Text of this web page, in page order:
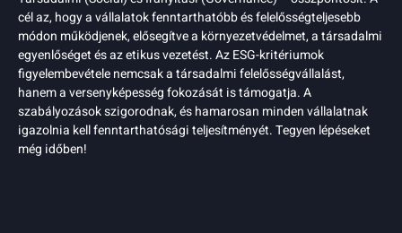
cél az, hogy a vállalatok fenntarthatóbb és felelősségteljesebb
módon működjenek, elősegítve a környezetvédelmet, a társadalmi
egyenlőséget és az etikus vezetést. Az ESG-kritériumok
figyelembevétele nemcsak a társadalmi felelősségvállalást,
hanem a versenyképesség fokozását is támogatja. A
szabályozások szigorodnak, és hamarosan minden vállalatnak
igazolnia kell fenntarthatósági teljesítményét. Tegyen lépéseket
még időben!